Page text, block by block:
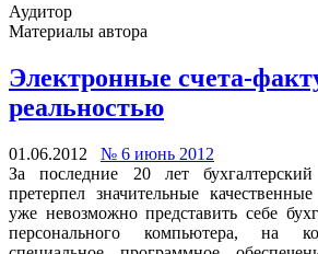
Аудитор
Материалы автора
Электронные счета-
реальностью
01.06.2012
№ 6 июнь 2012
За последние 20 лет
претерпел значительные
уже невозможно представить себе
персонального компьютера, на